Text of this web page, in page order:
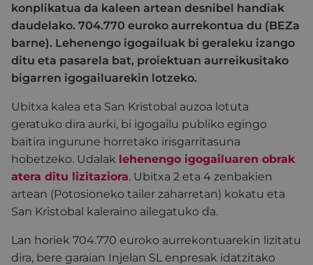
konplikatua da kaleen artean desnibel handiak
daudelako. 704.770 euroko aurrekontua du (BEZa
barne). Lehenengo igogailuak bi geraleku izango
ditu eta pasarela bat, proiektuan aurreikusitako
bigarren igogailuarekin lotzeko.
Ubitxa kalea eta San Kristobal auzoa lotuta
geratuko dira aurki, bi igogailu publiko egingo
baitira ingurune horretako irisgarritasuna
hobetzeko. Udalak lehenengo igogailuaren obrak
atera ditu lizitaziora. Ubitxa 2 eta 4 zenbakien
artean (Potosioneko tailer zaharretan) kokatu eta
San Kristobal kaleraino ailegatuko da.
Lan horiek 704.770 euroko aurrekontuarekin lizitatu
dira, bere garaian Injelan SL enpresak idatzitako